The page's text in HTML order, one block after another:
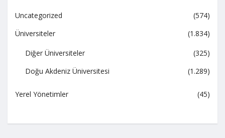
Uncategorized
(574)
Üniversiteler
(1.834)
Diğer Üniversiteler
(325)
Doğu Akdeniz Üniversitesi
(1.289)
Yerel Yönetimler (45)